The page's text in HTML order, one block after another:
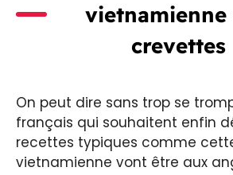
vietnamienne
crevettes
On peut dire sans trop se
français qui souhaitent enfin
recettes typiques comme
vietnamienne vont être aux